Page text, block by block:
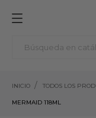
INICIO TODOS LOS
MERMAID 118ML